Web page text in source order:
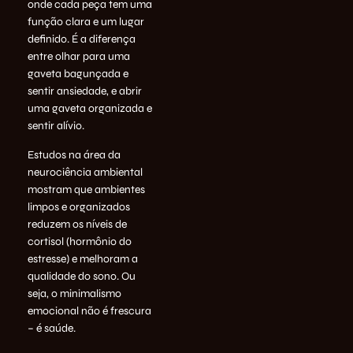
onde cada peça tem uma
função clara e um lugar
definido. É a diferença
entre olhar para uma
gaveta bagunçada e
sentir ansiedade, e abrir
uma gaveta organizada e
sentir alívio.
Estudos na área da
neurociência ambiental
mostram que ambientes
limpos e organizados
reduzem os níveis de
cortisol (hormônio do
estresse) e melhoram a
qualidade do sono. Ou
seja, o minimalismo
emocional não é frescura
– é saúde.